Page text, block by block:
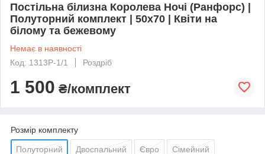
Постільна білизна Королева Ночі (Ранфорс) |
Полуторний комплект | 50х70 | Квіти на
білому та бежевому
Немає в наявності
Код: 1313Р-1/1
Роздріб
1 500 ₴/комплект
Розмір комплекту
Полуторний Двоспальний Євро Сімейний